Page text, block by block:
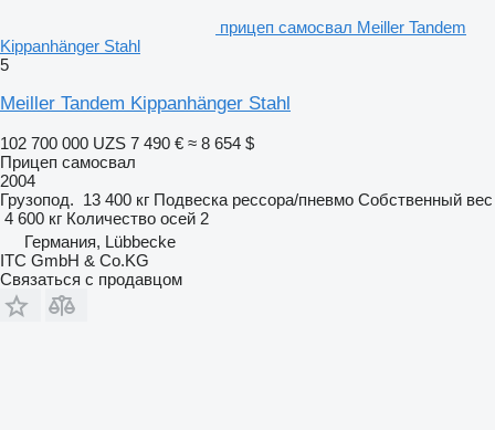
прицеп самосвал Meiller Tandem
Kippanhänger Stahl
5
Meiller Tandem Kippanhänger Stahl
102 700 000 UZS 7 490 € ≈ 8 654 $
Прицеп самосвал
2004
Грузопод. 13 400 кг Подвеска рессора/пневмо Собственный вес
4 600 кг Количество осей 2
Германия, Lübbecke
ITC GmbH & Co.KG
Связаться с продавцом